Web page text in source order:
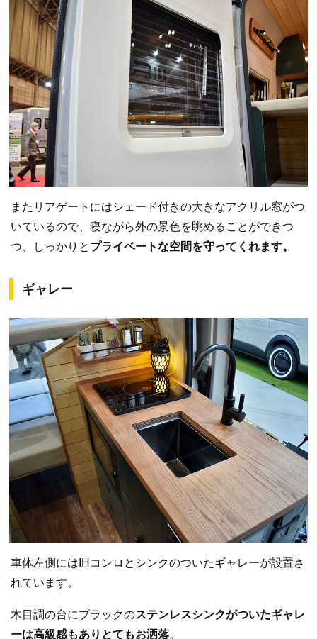
またリアゲートにはシェード付きの大きなアクリル窓がつ
いているので、寝ながら外の景色を眺めることができつ
つ、しっかりと プライベートな空間を守ってくれます。
ギャレー
車体左側にはIHコンロとシンクのついたギャレーが設置さ
れています。
木目調の台にブラックのステンレスシンクがついたギャレ
ーは高級感もありとてもお洒落。